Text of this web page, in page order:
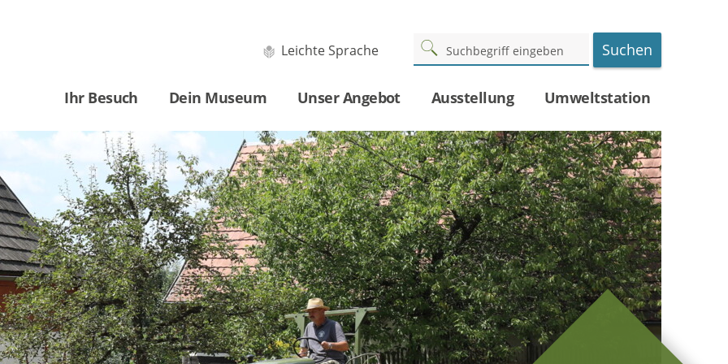
Leichte Sprache Suchen
Ihr Besuch Dein Museum Unser Angebot Ausstellung Umweltstation